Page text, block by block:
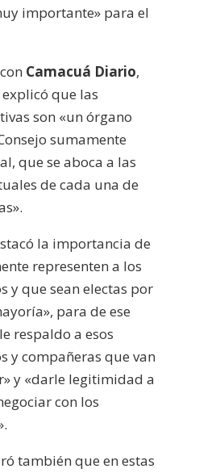
importante» para el
Camacuá Diario,
que las
son «un órgano
sumamente
que se aboca a las
de cada una de
la importancia de
representen a los
y que sean electas por
para de ese
respaldo a esos
y compañeras que van
y «darle legitimidad a
con los
también que en estas